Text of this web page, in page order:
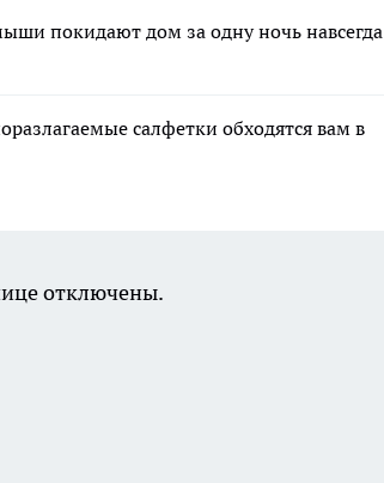
покидают дом за одну ночь навсегда
салфетки обходятся вам в
отключены.